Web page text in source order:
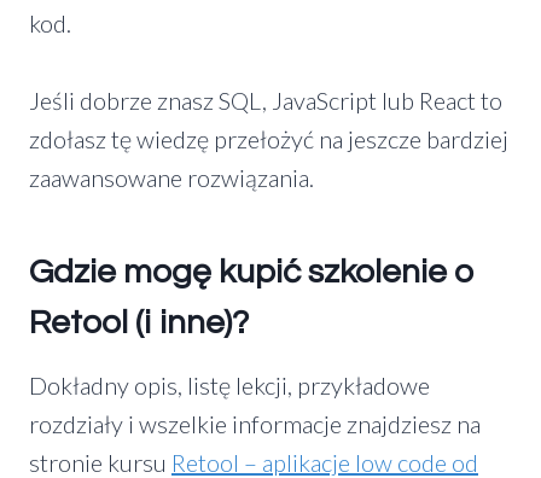
kod.
Jeśli dobrze znasz SQL, JavaScript lub React to
zdołasz tę wiedzę przełożyć na jeszcze bardziej
zaawansowane rozwiązania.
Gdzie mogę kupić szkolenie o
Retool (i inne)?
Dokładny opis, listę lekcji, przykładowe
rozdziały i wszelkie informacje znajdziesz na
stronie kursu Retool – aplikacje low code od